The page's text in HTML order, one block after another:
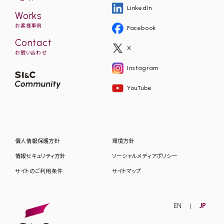
Works
お客様事例
Contact
お問い合わせ
EN JP
LinkedIn
Facebook
X
Instagram
YouTube
個人情報保護方針 環境方針
情報セキュリティ方針 ソーシャルメディアポリシー
サイトのご利用条件 サイトマップ